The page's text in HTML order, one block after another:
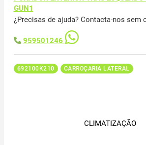
GUN1
¿Precisas de ajuda? Contacta-nos sem
959501246
692100K210 CARROÇARIA LATERAL
CLIMATIZAÇÃO